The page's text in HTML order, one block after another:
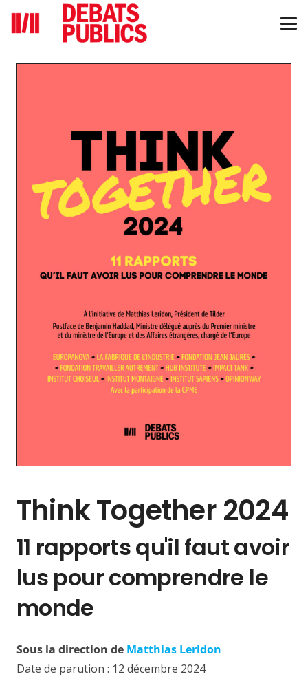
Think Together 2024
11 rapports qu'il faut avoir
lus pour comprendre le
monde
Sous la direction de Matthias Leridon
Date de parution : 12 décembre 2024